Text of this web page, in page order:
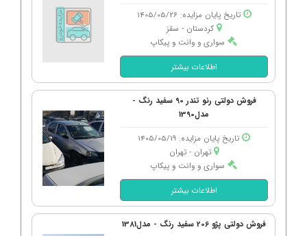
تاریخ پایان مزایده: 1405/05/26
کردستان - سقز
سواری و وانت و پیکاپ
اطلاعات بیشتر
فروش دولتی رنو تندر 90 سفید رنگ -
مدل1390
تاریخ پایان مزایده: 1405/05/19
تهران - تهران
سواری و وانت و پیکاپ
اطلاعات بیشتر
فروش دولتی پژو 206 سفید رنگ - مدل1381